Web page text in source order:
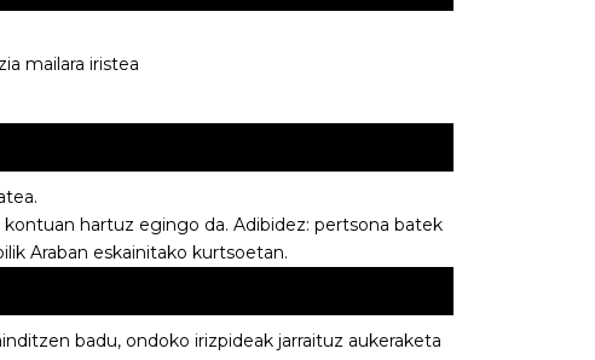
mailara iristea
hartuz egingo da. Adibidez: pertsona batek
Araban eskainitako kurtsoetan.
badu, ondoko irizpideak jarraituz aukeraketa